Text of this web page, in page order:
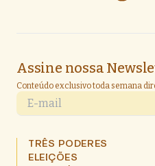
Assine nossa
Conteúdo exclusivo toda semana
E-mail
TRÊS PODERES
ELEIÇÕES